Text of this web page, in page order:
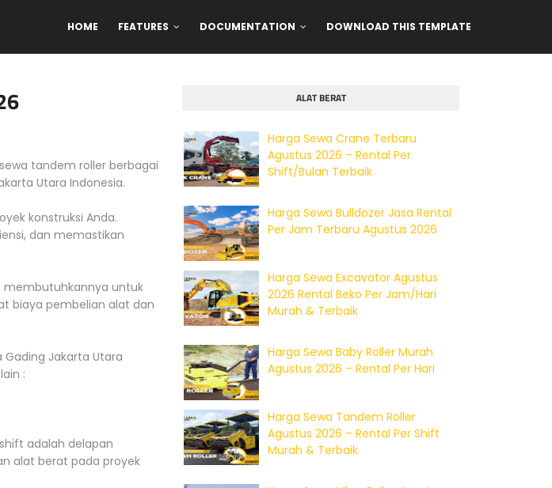
HOME FEATURES DOCUMENTATION DOWNLOAD THIS TEMPLATE
tandem roller berbagai
Utara Indonesia.
konstruksi Anda.
dan memastikan
membutuhkannya untuk
biaya pembelian alat dan
Jakarta Utara
:
adalah delapan
alat berat pada proyek
ALAT BERAT
Harga Sewa Crane Terbaru
Agustus 2026 – Rental Per
Shift/Bulan Terbaik
Harga Sewa Bulldozer Jasa Rental
Per Jam Terbaru Agustus 2026
Harga Sewa Excavator Agustus
2026 Rental Beko Per Jam/Hari
Murah & Terbaik
Harga Sewa Baby Roller Murah
Agustus 2026 – Rental Per Hari
Harga Sewa Tandem Roller
Agustus 2026 – Rental Per Shift
Murah & Terbaik